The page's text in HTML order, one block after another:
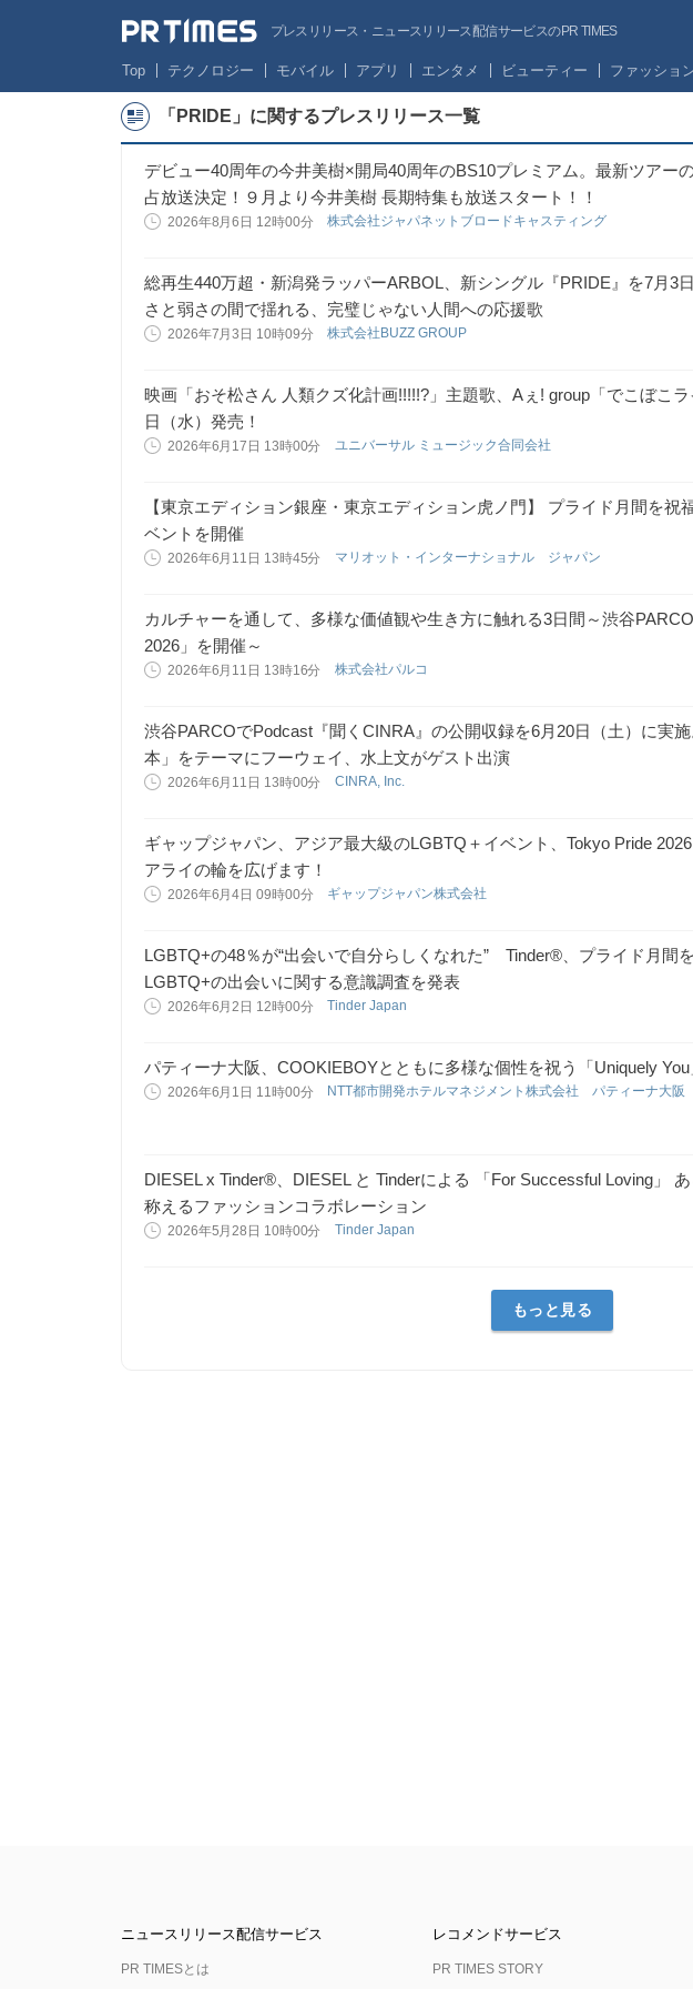
プレスリリース・ニュースリリース配信サービスのPR TIMES
Top テクノロジー モバイル アプリ エンタメ ビューティー ファッショ
「PRIDE」に関するプレスリリース一覧
デビュー40周年の今井美樹×開局40周年のBS10プレミアム。最新ツアー
占放送決定！９月より今井美樹 長期特集も放送スタート！！
2026年8月6日 12時00分 株式会社ジャパネットブロードキャスティング
総再生440万超・新潟発ラッパーARBOL、新シングル『PRIDE』を7月3
さと弱さの間で揺れる、完璧じゃない人間への応援歌
2026年7月3日 10時09分 株式会社BUZZ GROUP
映画「おそ松さん 人類クズ化計画!!!!!?」主題歌、Aぇ! group「でこぼこ
日（水）発売！
2026年6月17日 13時00分 ユニバーサル ミュージック合同会社
【東京エディション銀座・東京エディション虎ノ門】 プライド月間を祝
ベントを開催
2026年6月11日 13時45分 マリオット・インターナショナル ジャパン
カルチャーを通して、多様な価値観や生き方に触れる3日間～渋谷
2026」を開催～
2026年6月11日 13時16分 株式会社パルコ
渋谷PARCOでPodcast『聞くCINRA』の公開収録を6月20日（土）に実
本」をテーマにフーウェイ、水上文がゲスト出演
2026年6月11日 13時00分 CINRA, Inc.
ギャップジャパン、アジア最大級のLGBTQ＋イベント、Tokyo Pride 2026
アライの輪を広げます！
2026年6月4日 09時00分 ギャップジャパン株式会社
LGBTQ+の48％が“出会いで自分らしくなれた” Tinder®、プライド月間
LGBTQ+の出会いに関する意識調査を発表
2026年6月2日 12時00分 Tinder Japan
パティーナ大阪、COOKIEBOYとともに多様な個性を祝う「Uniquely
2026年6月1日 11時00分 NTT都市開発ホテルマネジメント株式会社 パティーナ大阪
DIESEL x Tinder®、DIESEL と Tinderによる 「For Successful Loving」
称えるファッションコラボレーション
2026年5月28日 10時00分 Tinder Japan
もっと見る
ニュースリリース配信サービス
PR TIMESとは
レコメンドサービス
PR TIMES STORY